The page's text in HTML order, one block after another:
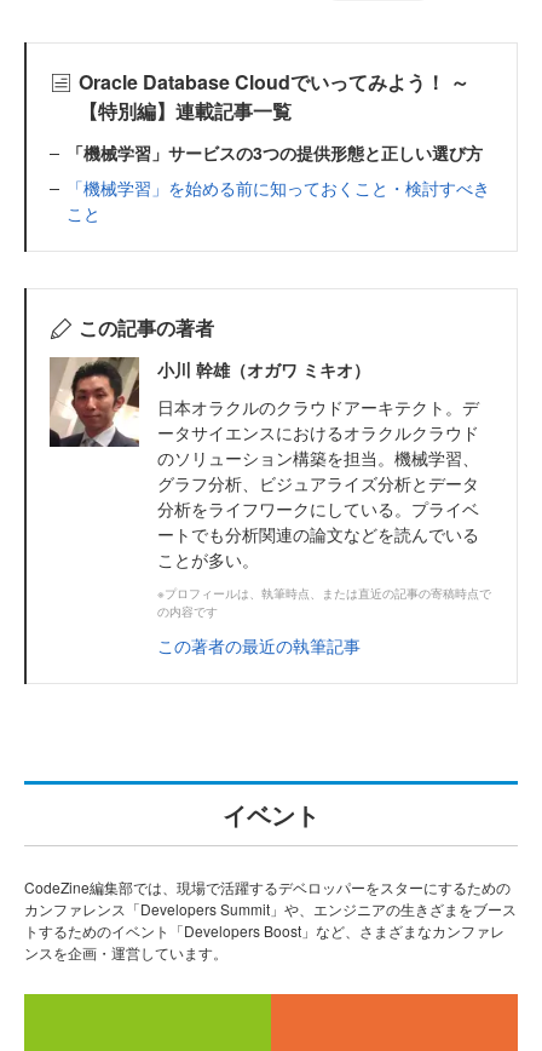
Oracle Database Cloudでいってみよう！ ～
【特別編】連載記事一覧
「機械学習」サービスの3つの提供形態と正しい選び方
「機械学習」を始める前に知っておくこと・検討すべき
こと
この記事の著者
小川 幹雄（オガワ ミキオ）
日本オラクルのクラウドアーキテクト。デ
ータサイエンスにおけるオラクルクラウド
のソリューション構築を担当。機械学習、
グラフ分析、ビジュアライズ分析とデータ
分析をライフワークにしている。プライベ
ートでも分析関連の論文などを読んでいる
ことが多い。
※プロフィールは、執筆時点、または直近の記事の寄稿時点で
の内容です
この著者の最近の執筆記事
イベント
CodeZine編集部では、現場で活躍するデベロッパーをスターにするための
カンファレンス「Developers Summit」や、エンジニアの生きざまをブース
トするためのイベント「Developers Boost」など、さまざまなカンファレ
ンスを企画・運営しています。